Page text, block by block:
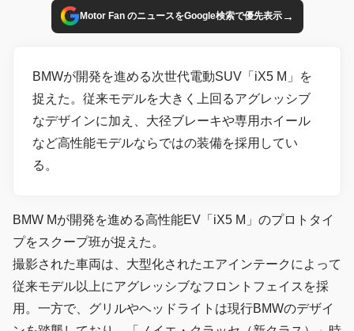
Motor Fan のニュースをGoogle検索で優先表示→
BMWが開発を進める次世代電動SUV「iX5 M」を
捉えた。従来モデルを大きく上回るアグレッシブ
なデザインに加え、大径ブレーキや専用ホイール
など高性能モデルならではの装備を採用してい
る。
BMW Mが開発を進める高性能EV「iX5 M」のプロトタイ
プをスクープ班が捉えた。
撮影された車両は、大型化されたエアインテークによって
従来モデル以上にアグレッシブなフロントフェイスを採
用。一方で、グリルやヘッドライトは現行BMWのデザイ